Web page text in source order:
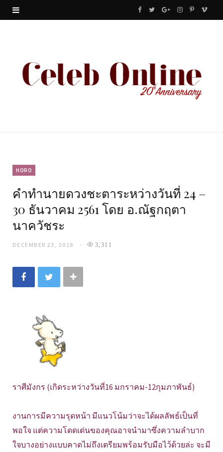
F
e
b
T
t
G
g
l
I
t
a
P
t
e
V
HORO
คำทำนายดวงชะตาระหว่างวันที่ 24 –
30 ธันวาคม 2561 โดย อ.ณัฐกฤตา
นาควัชระ
DECEMBER 23, 2018 3,311
ราศีมังกร (เกิดระหว่างวันที่16 มกราคม-12กุมภาพันธ์)
งานการมีความรุดหน้า มีแนวโน้มว่าจะได้ผลลัพธ์เป็นที่
พอใจ แต่ความโดดเด่นของคุณอาจนำมาซึ่งความลำบาก
ใจบางอย่างแบบคาดไม่ถึงเตรียมพร้อมรับมือไว้ด้วยล่ะ จะมี